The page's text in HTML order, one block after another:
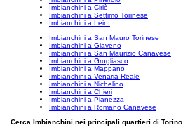
Imbianchini a Ciriè
Imbianchini a Settimo Torinese
Imbianchini a Leinì
Imbianchini a San Mauro Torinese
Imbianchini a Giaveno
Imbianchini a San Maurizio Canavese
Imbianchini a Grugliasco
Imbianchini a Mappano
Imbianchini a Venaria Reale
Imbianchini a Nichelino
Imbianchini a Chieri
Imbianchini a Pianezza
Imbianchini a Romano Canavese
Cerca Imbianchini nei principali quartieri di Torino